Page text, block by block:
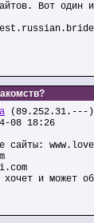
Вот один
(89.252.31.---)
08 18:26
сайты:
и может